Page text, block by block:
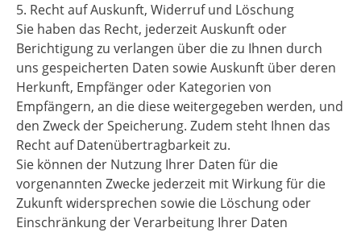
5. Recht auf Auskunft, Widerruf und Löschung
Sie haben das Recht, jederzeit Auskunft oder
Berichtigung zu verlangen über die zu Ihnen durch
uns gespeicherten Daten sowie Auskunft über deren
Herkunft, Empfänger oder Kategorien von
Empfängern, an die diese weitergegeben werden, und
den Zweck der Speicherung. Zudem steht Ihnen das
Recht auf Datenübertragbarkeit zu.
Sie können der Nutzung Ihrer Daten für die
vorgenannten Zwecke jederzeit mit Wirkung für die
Zukunft widersprechen sowie die Löschung oder
Einschränkung der Verarbeitung Ihrer Daten